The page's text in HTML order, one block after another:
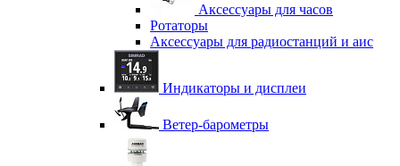
Аксессуары для часов
Ротаторы
Аксессуары для радиостанций и аис
Индикаторы и дисплеи
Ветер-барометры